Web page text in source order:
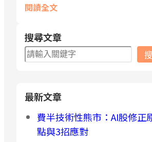
閱讀全文
搜尋文章
搜
尋
最新文章
費半技術性熊市：AI股修正
點與3招應對